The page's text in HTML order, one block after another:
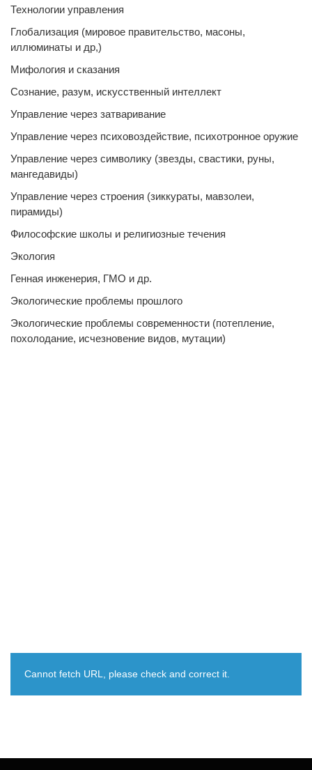
Технологии управления
Глобализация (мировое правительство, масоны,
иллюминаты и др,)
Мифология и сказания
Сознание, разум, искусственный интеллект
Управление через затваривание
Управление через психовоздействие, психотронное оружие
Управление через символику (звезды, свастики, руны,
мангедавиды)
Управление через строения (зиккураты, мавзолеи,
пирамиды)
Философские школы и религиозные течения
Экология
Генная инженерия, ГМО и др.
Экологические проблемы прошлого
Экологические проблемы современности (потепление,
похолодание, исчезновение видов, мутации)
Cannot fetch URL, please check and correct it.